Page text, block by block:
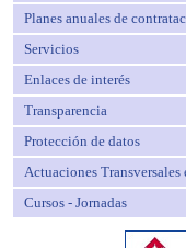
Planes anuales de
Servicios
Enlaces de interés
Transparencia
Protección de datos
Actuaciones
Cursos - Jornadas